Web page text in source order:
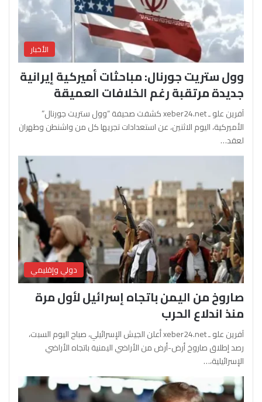
الأخبار
وول ستريت جورنال: مباحثات أميركية إيرانية
جديدة مرتقبة رغم الخلافات العميقة
آفرين علو ـ xeber24.net كشفت صحيفة “وول ستريت جورنال”
الأميركية، اليوم الاثنين، عن استعدادات تجريها كل من واشنطن وطهران
لعقد…
دولي وإقليمي
صاروخ من اليمن باتجاه إسرائيل لأول مرة
منذ اندلاع الحرب
آفرين علو ـ xeber24.net أعلن الجيش الإسرائيلي، صباح اليوم السبت،
رصد إطلاق صاروخ أرض-أرض من الأراضي اليمنية باتجاه الأراضي
الإسرائيلية،…